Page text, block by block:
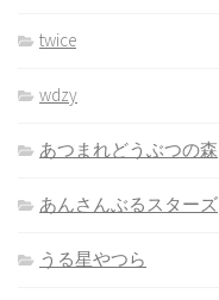
twice
wdzy
あつまれどうぶつの森
あんさんぶるスターズ
うる星やつら